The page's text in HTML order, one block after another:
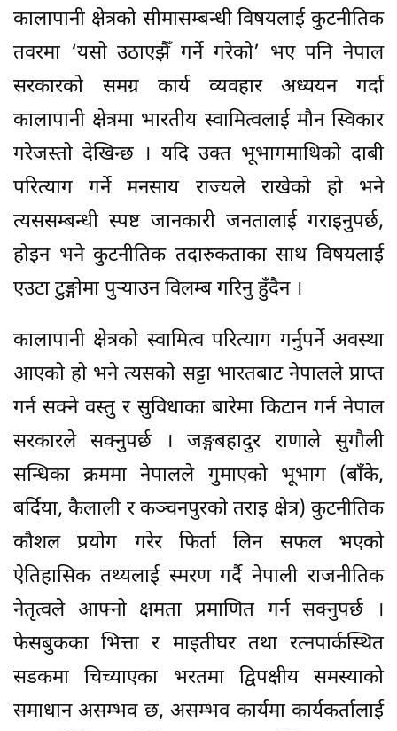
कालापानी क्षेत्रको सीमासम्बन्धी विषयलाई कुटनीतिक
तवरमा ‘यसो उठाएझैँ गर्ने गरेको’ भए पनि नेपाल
सरकारको समग्र कार्य व्यवहार अध्ययन गर्दा
कालापानी क्षेत्रमा भारतीय स्वामित्वलाई मौन स्विकार
गरेजस्तो देखिन्छ । यदि उक्त भूभागमाथिको दाबी
परित्याग गर्ने मनसाय राज्यले राखेको हो भने
त्यससम्बन्धी स्पष्ट जानकारी जनतालाई गराइनुपर्छ,
होइन भने कुटनीतिक तदारुकताका साथ विषयलाई
एउटा टुङ्गोमा पुऱ्याउन विलम्ब गरिनु हुँदैन ।
कालापानी क्षेत्रको स्वामित्व परित्याग गर्नुपर्ने अवस्था
आएको हो भने त्यसको सट्टा भारतबाट नेपालले प्राप्त
गर्न सक्ने वस्तु र सुविधाका बारेमा किटान गर्न नेपाल
सरकारले सक्नुपर्छ । जङ्गबहादुर राणाले सुगौली
सन्धिका क्रममा नेपालले गुमाएको भूभाग (बाँके,
बर्दिया, कैलाली र कञ्चनपुरको तराइ क्षेत्र) कुटनीतिक
कौशल प्रयोग गरेर फिर्ता लिन सफल भएको
ऐतिहासिक तथ्यलाई स्मरण गर्दै नेपाली राजनीतिक
नेतृत्वले आफ्नो क्षमता प्रमाणित गर्न सक्नुपर्छ ।
फेसबुकका भित्ता र माइतीघर तथा रत्नपार्कस्थित
सडकमा चिच्याएका भरतमा द्विपक्षीय समस्याको
समाधान असम्भव छ, असम्भव कार्यमा कार्यकर्तालाई